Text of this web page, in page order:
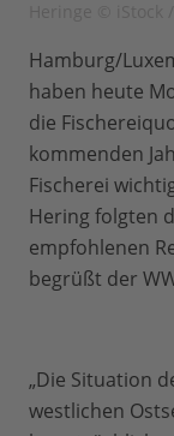
Hamburg/
haben heute
die
kommenden
Fischerei
Hering folgten
empfohlenen
begrüßt der
„Die Situation
westlichen